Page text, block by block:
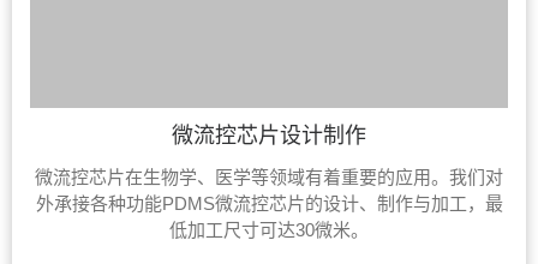
微流控芯片设计制作
微流控芯片在生物学、医学等领域有着重要的应用。我们对
外承接各种功能PDMS微流控芯片的设计、制作与加工，最
低加工尺寸可达30微米。